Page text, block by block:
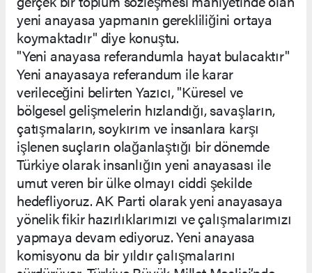
yeni anayasa yapmanın gerekliliğini ortaya
koymaktadır" diye konuştu.
"Yeni anayasa referandumla hayat bulacaktır"
Yeni anayasaya referandum ile karar
verileceğini belirten Yazıcı, "Küresel ve
bölgesel gelişmelerin hızlandığı, savaşların,
çatışmaların, soykırım ve insanlara karşı
işlenen suçların olağanlaştığı bir dönemde
Türkiye olarak insanlığın yeni anayasası ile
umut veren bir ülke olmayı ciddi şekilde
hedefliyoruz. AK Parti olarak yeni anayasaya
yönelik fikir hazırlıklarımızı ve çalışmalarımızı
yapmaya devam ediyoruz. Yeni anayasa
komisyonu da bir yıldır çalışmalarını